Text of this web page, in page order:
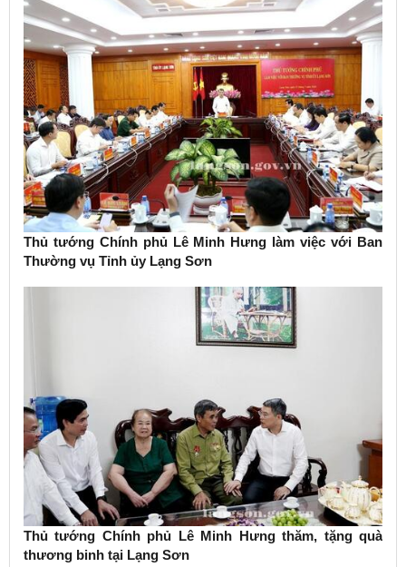
Thủ tướng Chính phủ Lê Minh Hưng làm việc với Ban
Thường vụ Tỉnh ủy Lạng Sơn
Thủ tướng Chính phủ Lê Minh Hưng thăm, tặng quà
thương binh tại Lạng Sơn